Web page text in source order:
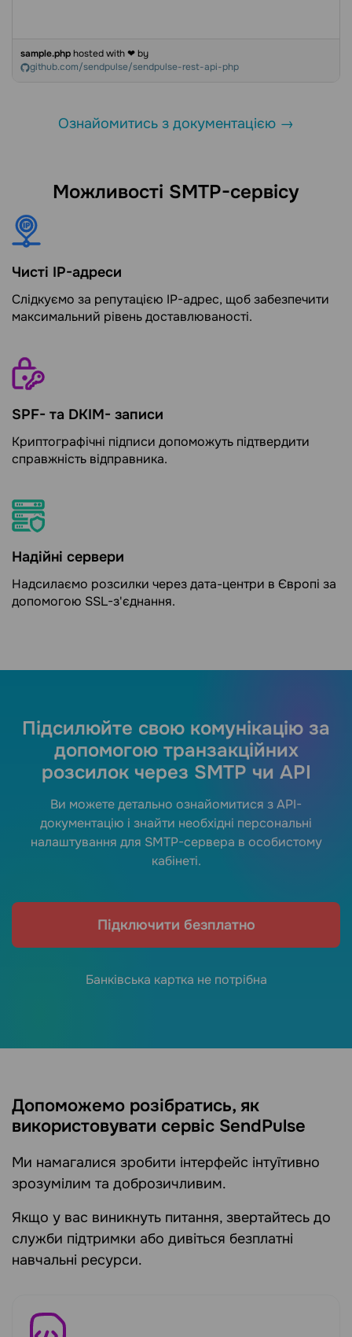
sample.phphosted with ❤ by
github.com/sendpulse/sendpulse-rest-api-php
Ознайомитись з документацією →
Можливості SMTP-сервісу
Чисті IP-адреси
Слідкуємо за репутацією IP-адрес, щоб забезпечити
максимальний рівень доставлюваності.
SPF- та DKIM- записи
Криптографічні підписи допоможуть підтвердити
справжність відправника.
Надійні сервери
Надсилаємо розсилки через дата-центри в Європі за
допомогою SSL-з'єднання.
Підсилюйте свою комунікацію за
допомогою транзакційних
розсилок через SMTP чи API
Ви можете детально ознайомитися з API-
документацію і знайти необхідні персональні
налаштування для SMTP-сервера в особистому
кабінеті.
Підключити безплатно
Банківська картка не потрібна
Допоможемо розібратись, як
використовувати сервіс SendPulse
Ми намагалися зробити інтерфейс інтуїтивно
зрозумілим та доброзичливим.
Якщо у вас виникнуть питання, звертайтесь до
служби підтримки або дивіться безплатні
навчальні ресурси.